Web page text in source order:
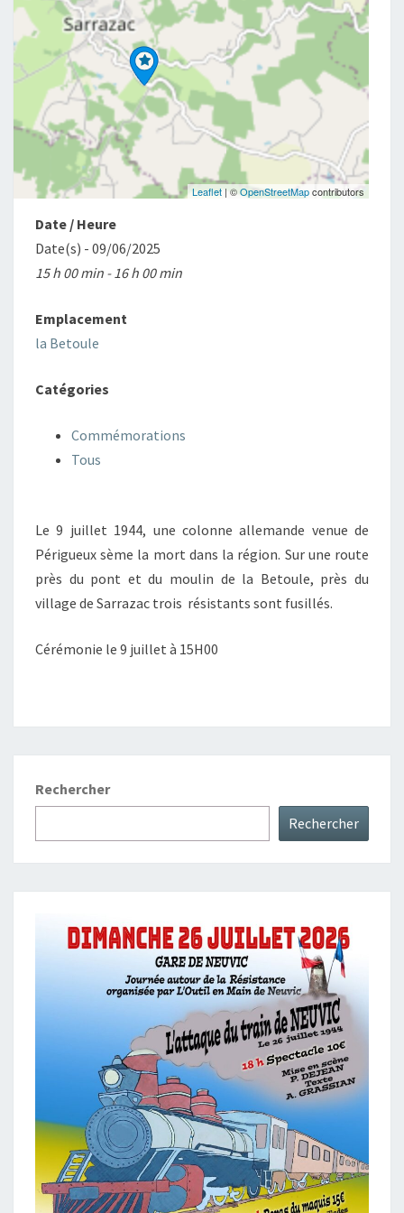
Leaflet | ©OpenStreetMapcontributors
Date / Heure
Date(s) - 09/06/2025
15 h 00 min - 16 h 00 min
Emplacement
la Betoule
Catégories
Commémorations
Tous
Le 9 juillet 1944, une colonne allemande venue de
Périgueux sème la mort dans la région. Sur une route
près du pont et du moulin de la Betoule, près du
village de Sarrazac trois résistants sont fusillés.
Cérémonie le 9 juillet à 15H00
Rechercher
Rechercher